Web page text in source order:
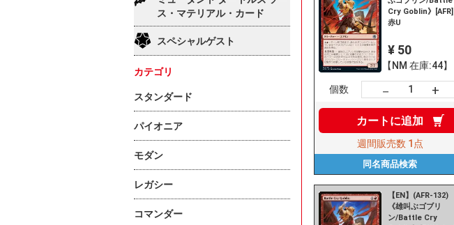
Cry Goblin》[AFR]
赤U
¥ 50
【NM 在庫:44】
個数 － +
カートに追加
週間販売数 1点
同名商品検索
【EN】(AFR-132)
《雄叫ぶゴブリ
ン/Battle Cry